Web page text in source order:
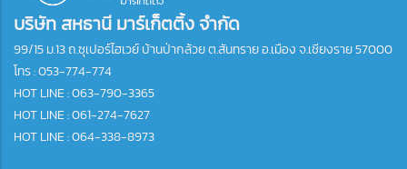
บริษัท สหธานี มาร์เก็ตติ้ง จำกัด
99/15 ม.13 ถ.ซุเปอร์ไฮเวย์ บ้านป่ากล้วย ต.สันทราย อ.เมือง จ.เชียงราย 57000
โทร :053-774-774
HOT LINE : 063-790-3365
HOT LINE : 061-274-7627
HOT LINE : 064-338-8973